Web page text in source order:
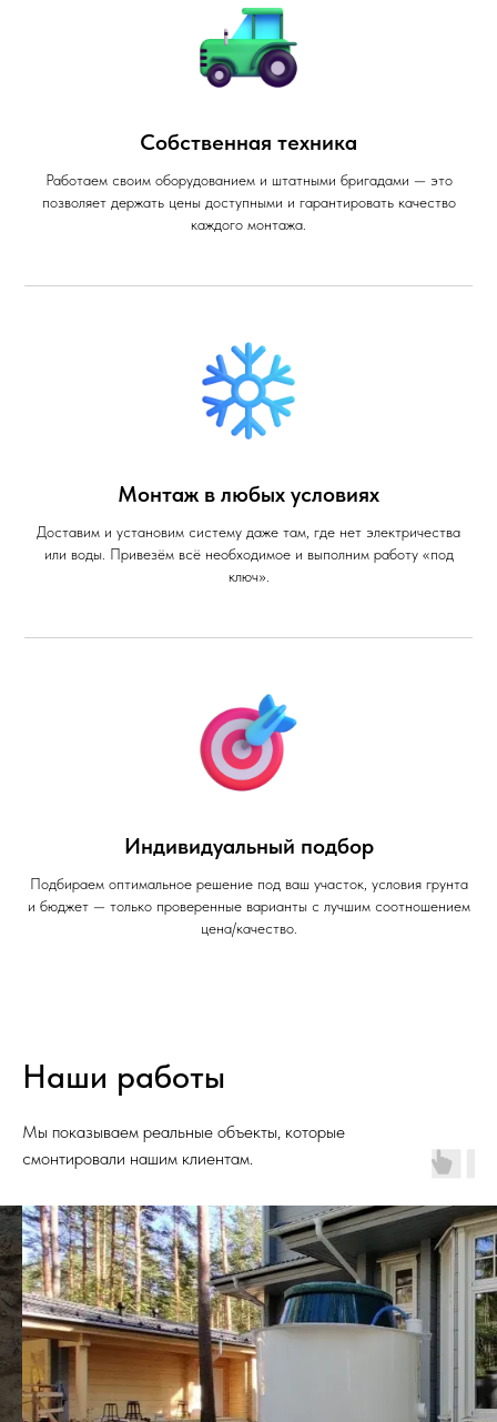
Собственная техника
Работаем своим оборудованием и штатными бригадами — это
позволяет держать цены доступными и гарантировать качество
каждого монтажа.
Монтаж в любых условиях
Доставим и установим систему даже там, где нет электричества
или воды. Привезём всё необходимое и выполним работу «под
ключ».
Индивидуальный подбор
Подбираем оптимальное решение под ваш участок, условия грунта
и бюджет — только проверенные варианты с лучшим соотношением
цена/качество.
Наши работы
Мы показываем реальные объекты, которые
смонтировали нашим клиентам.